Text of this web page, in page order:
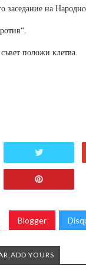
заседание на
положи клетва.
Blogger
YOURS